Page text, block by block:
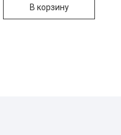
В корзину